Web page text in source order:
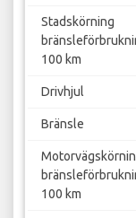
Stadskörning
100 km
Drivhjul
Bränsle
100 km